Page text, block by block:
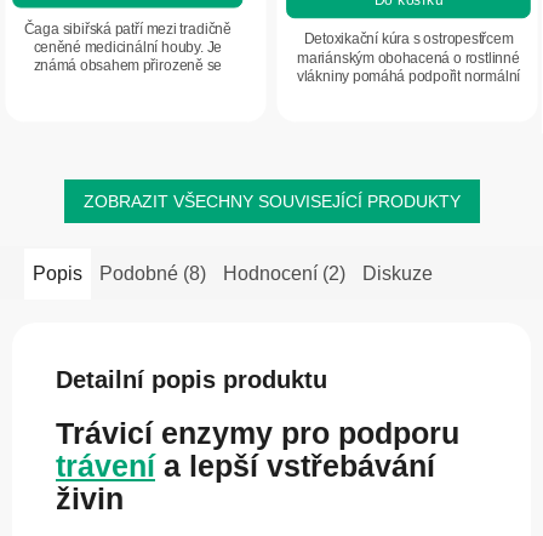
hvězdiček.
Čaga sibiřská patří mezi tradičně
ceněné medicinální houby. Je
známá obsahem přirozeně se
z
hvězdiček.
Detoxikační kúra s ostropestřcem
mariánským obohacená o rostlinné
vlákniny pomáhá podpořit normální
ZOBRAZIT VŠECHNY SOUVISEJÍCÍ PRODUKTY
Popis Podobné (8) Hodnocení (2) Diskuze
Detailní popis produktu
Trávicí enzymy pro podporu
trávenía lepší vstřebávání
živin